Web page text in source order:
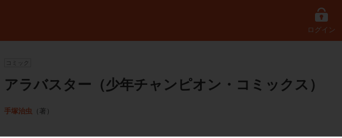
ログイン
コミック
アラバスター（少年チャンピオン・コミックス）
手塚治虫 （著）